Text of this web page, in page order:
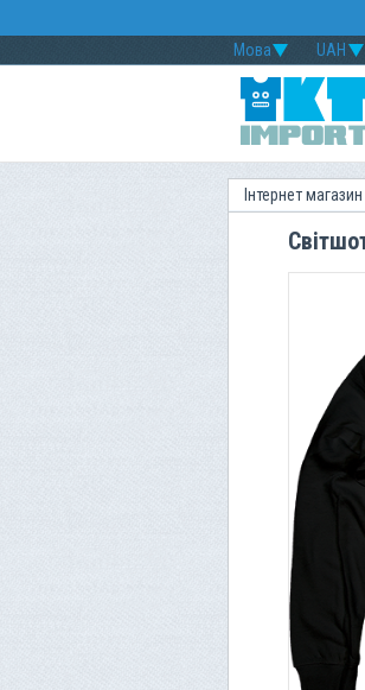
UAH
Мова
Інтернет